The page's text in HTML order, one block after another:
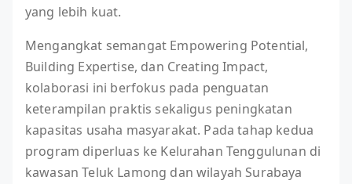
yang lebih kuat.
Mengangkat semangat Empowering Potential,
Building Expertise, dan Creating Impact,
kolaborasi ini berfokus pada penguatan
keterampilan praktis sekaligus peningkatan
kapasitas usaha masyarakat. Pada tahap kedua
program diperluas ke Kelurahan Tenggulunan di
kawasan Teluk Lamong dan wilayah Surabaya